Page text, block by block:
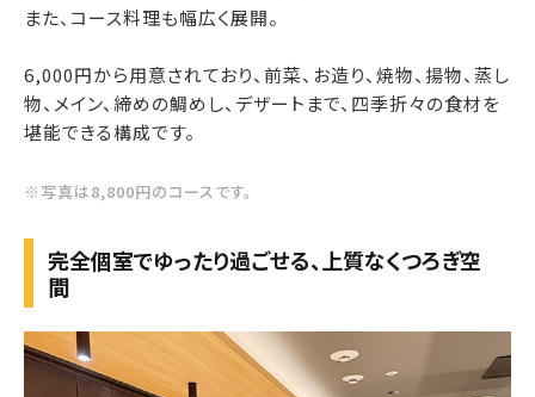
また、コース料理も幅広く展開。
6,000円から用意されており、前菜、お造り、焼物、揚物、蒸し
物、メイン、締めの鯛めし、デザートまで、四季折々の食材を
堪能できる構成です。
※写真は8,800円のコースです。
完全個室でゆったり過ごせる、上質なくつろぎ空
間